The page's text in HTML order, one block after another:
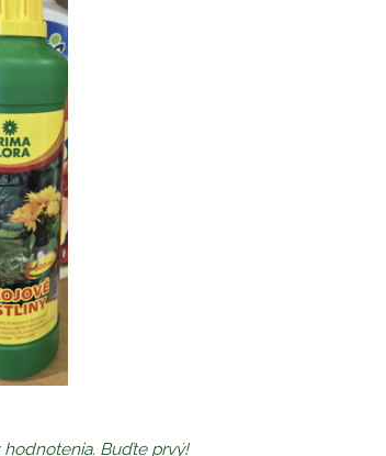
hodnotenia. Buďte prvý!